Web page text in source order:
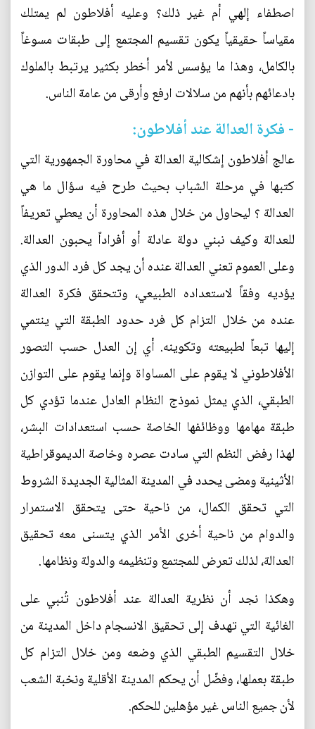
اصطفاء إلهي أم غير ذلك؟ وعليه أفلاطون لم يمتلك
مقياساً حقيقياً يكون تقسيم المجتمع إلى طبقات مسوغاً
بالكامل، وهذا ما يؤسس لأمر أخطر بكثير يرتبط بالملوك
بادعائهم بأنهم من سلالات ارفع وأرقى من عامة الناس.
- فكرة العدالة عند أفلاطون:
عالج أفلاطون إشكالية العدالة في محاورة الجمهورية التي
كتبها في مرحلة الشباب بحيث طرح فيه سؤال ما هي
العدالة ؟ ليحاول من خلال هذه المحاورة أن يعطي تعريفاً
للعدالة وكيف نبني دولة عادلة أو أفراداً يحبون العدالة.
وعلى العموم تعني العدالة عنده أن يجد كل فرد الدور الذي
يؤديه وفقاً لاستعداده الطبيعي، وتتحقق فكرة العدالة
عنده من خلال التزام كل فرد حدود الطبقة التي ينتمي
إليها تبعاً لطبيعته وتكوينه. أي إن العدل حسب التصور
الأفلاطوني لا يقوم على المساواة وإنما يقوم على التوازن
الطبقي، الذي يمثل نموذج النظام العادل عندما تؤدي كل
طبقة مهامها ووظائفها الخاصة حسب استعدادات البشر،
لهذا رفض النظم التي سادت عصره وخاصة الديموقراطية
الأثينية ومضى يحدد في المدينة المثالية الجديدة الشروط
التي تحقق الكمال، من ناحية حتى يتحقق الاستمرار
والدوام من ناحية أخرى الأمر الذي يتسنى معه تحقيق
العدالة، لذلك تعرض للمجتمع وتنظيمه والدولة ونظامها.
وهكذا نجد أن نظرية العدالة عند أفلاطون تُنبي على
الغائية التي تهدف إلى تحقيق الانسجام داخل المدينة من
خلال التقسيم الطبقي الذي وضعه ومن خلال التزام كل
طبقة بعملها، وفضّل أن يحكم المدينة الأقلية ونخبة الشعب
لأن جميع الناس غير مؤهلين للحكم.